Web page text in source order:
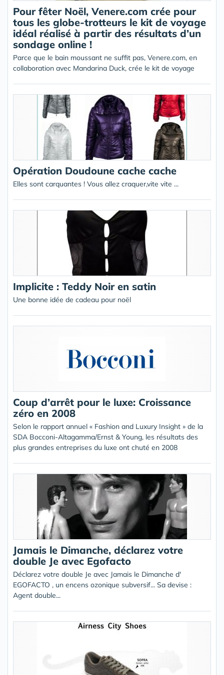
Pour fêter Noël, Venere.com crée pour
tous les globe-trotteurs le kit de voyage
idéal réalisé à partir des résultats d’un
sondage online !
Parce que le bain moussant ne suffit pas, Venere.com, en
collaboration avec Mandarina Duck, crée le kit de voyage
Opération Doudoune cache cache
Elles sont carquantes ! Vous allez craquer,vite vite ...
Implicite : Teddy Noir en satin
Une bonne idée de cadeau pour noël
Coup d’arrêt pour le luxe: Croissance
zéro en 2008
Selon le rapport annuel « Fashion and Luxury Insight » de la
SDA Bocconi-Altagamma/Ernst & Young, les résultats des
plus grandes entreprises du luxe ont chuté en 2008
Jamais le Dimanche, déclarez votre
double Je avec Egofacto
Déclarez votre double Je avec Jamais le Dimanche d'
EGOFACTO , un encens ozonique subversif... Sa devise :
Agent double...